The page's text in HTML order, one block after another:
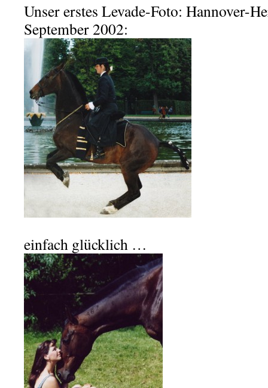
Unser erstes Levade-Foto: Hannover-
September 2002:
einfach glücklich …